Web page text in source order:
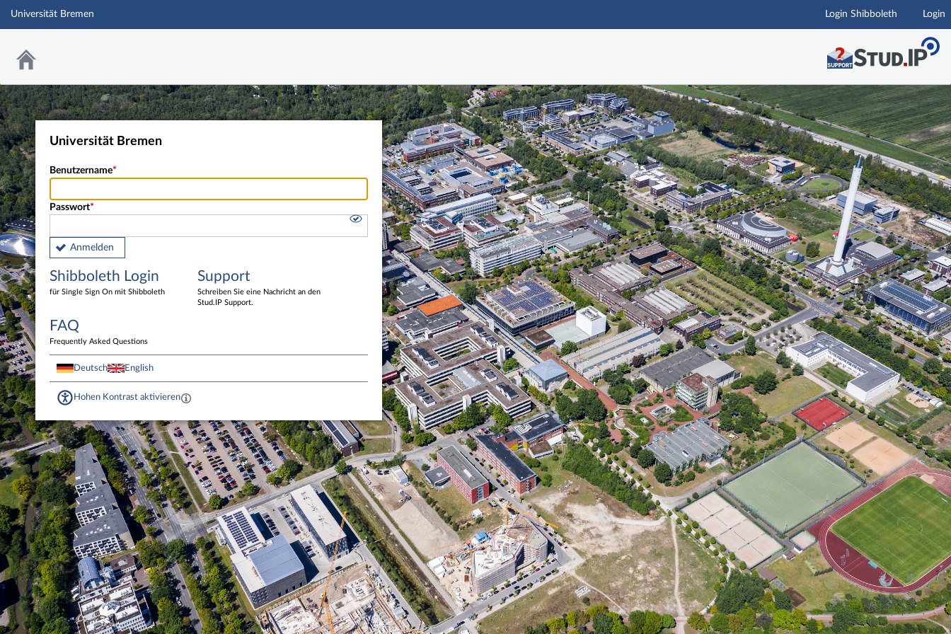
Hauptnavigation
Universität Bremen Login Shibboleth Login
Universität Bremen
Benutzername
Passwort
Anmelden
Shibboleth Login
für Single Sign On mit Shibboleth
Support
Schreiben Sie eine Nachricht an den
Stud.IP Support.
FAQ
Frequently Asked Questions
Deutsch English
Hohen Kontrast aktivieren